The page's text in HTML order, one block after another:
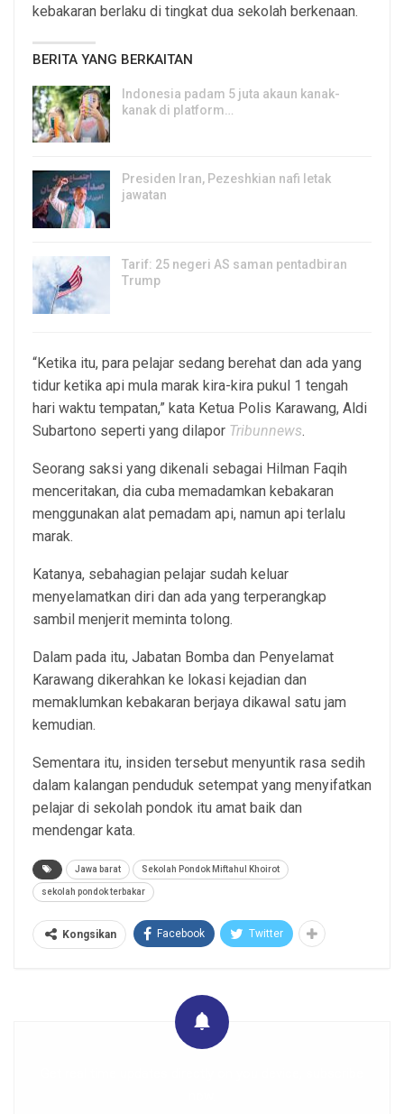
kebakaran berlaku di tingkat dua sekolah berkenaan.
BERITA YANG BERKAITAN
Indonesia padam 5 juta akaun kanak-
kanak di platform…
Presiden Iran, Pezeshkian nafi letak
jawatan
Tarif: 25 negeri AS saman pentadbiran
Trump
“Ketika itu, para pelajar sedang berehat dan ada yang
tidur ketika api mula marak kira-kira pukul 1 tengah
hari waktu tempatan,” kata Ketua Polis Karawang, Aldi
Subartono seperti yang dilapor Tribunnews.
Seorang saksi yang dikenali sebagai Hilman Faqih
menceritakan, dia cuba memadamkan kebakaran
menggunakan alat pemadam api, namun api terlalu
marak.
Katanya, sebahagian pelajar sudah keluar
menyelamatkan diri dan ada yang terperangkap
sambil menjerit meminta tolong.
Dalam pada itu, Jabatan Bomba dan Penyelamat
Karawang dikerahkan ke lokasi kejadian dan
memaklumkan kebakaran berjaya dikawal satu jam
kemudian.
Sementara itu, insiden tersebut menyuntik rasa sedih
dalam kalangan penduduk setempat yang menyifatkan
pelajar di sekolah pondok itu amat baik dan
mendengar kata.
Jawa barat Sekolah Pondok Miftahul Khoirot
sekolah pondok terbakar
Kongsikan Facebook Twitter